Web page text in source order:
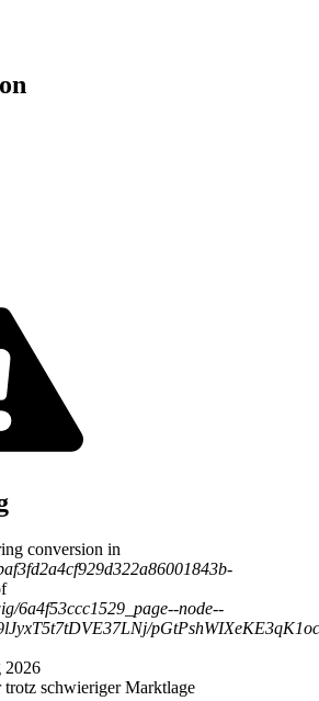
conversion in
6a4f53ccc1529_page--node--
2026
schwieriger Marktlage